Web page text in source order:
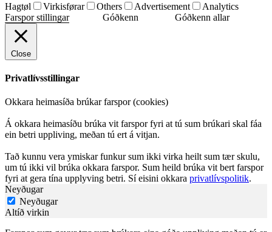
Hagtøl
Virkisførar Others Advertisement
Analytics
Farspor stillingar
Góðkenn Góðkenn allar
Close
Privatlívsstillingar
Okkara heimasíða brúkar farspor (cookies)
Á okkara heimasíðu brúka vit farspor fyri at tú sum brúkari skal fáa
ein betri uppliving, meðan tú ert á vitjan.
Tað kunnu vera ymiskar funkur sum ikki virka heilt sum tær skulu,
um tú ikki vil brúka okkara farspor. Sum heild brúka vit bert farspor
fyri at gera tína upplyving betri. Sí eisini okkara privatlívspolitik.
Neyðugar
Neyðugar
Altíð virkin